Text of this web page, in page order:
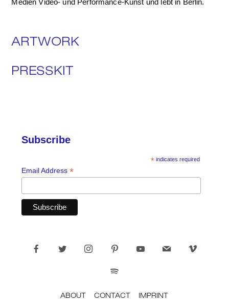
Medien Video- und Performance-Kunst und lebt in Berlin.
ARTWORK
PRESSKIT
Subscribe
* indicates required
Email Address*
ABOUT CONTACT IMPRINT